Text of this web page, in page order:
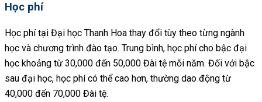
Học phí
Học phí tại Đại học Thanh Hoa thay đổi tùy theo từng ngành
học và chương trình đào tạo. Trung bình, học phí cho bậc đại
học khoảng từ 30,000 đến 50,000 Đài tệ mỗi năm. Đối với bậc
sau đại học, học phí có thể cao hơn, thường dao động từ
40,000 đến 70,000 Đài tệ.